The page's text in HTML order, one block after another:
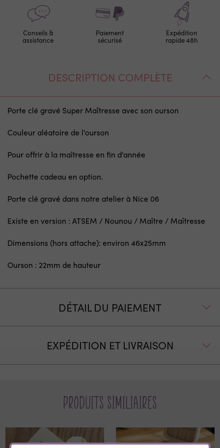
Conseils &
assistance
Paiement
sécurisé
Expédition
rapide 48h
DESCRIPTION COMPLÈTE
Porte clé gravé Super Maîtresse avec son ourson
Couleur aléatoire de l'ourson
Pour offrir à la maîtresse en fin d'année
Pochette cadeau en option.
Porte clé gravé dans notre atelier à Nice 06
Existe en version : ATSEM / Nounou / Maître / Maîtresse
Dimensions (hors attache): environ 46x25mm
Ourson : 22mm de hauteur
DÉTAIL DU PAIEMENT
EXPÉDITION ET LIVRAISON
Produits similiaires